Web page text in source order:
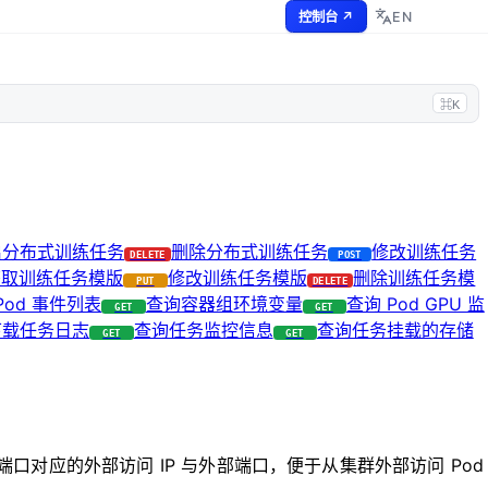
控制台 ↗ EN
⌘K
布式训练任务 DELETE 删除分布式训练任务 POST
修改训练任务
训练任务模版 PUT 修改训练任务模版 DELETE 删除训练任务模
事件列表 GET 查询容器组环境变量 GET
查询 Pod GPU 监
任务日志 GET 查询任务监控信息 GET 查询任务挂载的存储
对应的外部访问 IP 与外部端口，便于从集群外部访问 Pod